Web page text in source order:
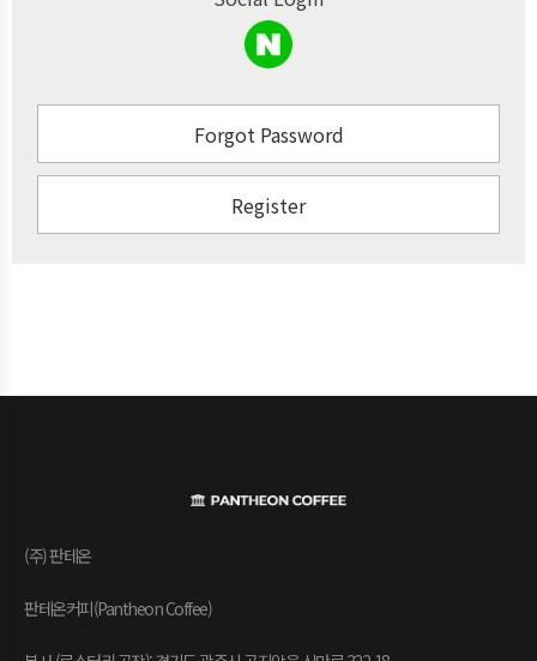
Forgot Password
Register
(주) 판테온
판테온커피(Pantheon Coffee)